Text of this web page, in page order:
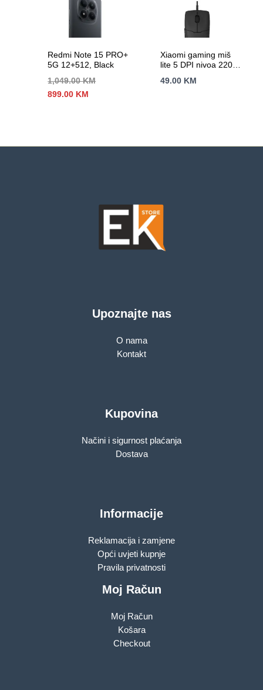
Redmi Note 15 PRO+
5G 12+512, Black
1,049.00KM
Izvorna
899.00 KM
Xiaomi gaming miš
lite 5 DPI nivoa 220
49.00 KM
Upoznajte nas
O nama
Kontakt
Kupovina
Načini i sigurnost plaćanja
Dostava
Informacije
Reklamacija i zamjene
Opći uvjeti kupnje
Pravila privatnosti
Moj Račun
Moj Račun
Košara
Checkout